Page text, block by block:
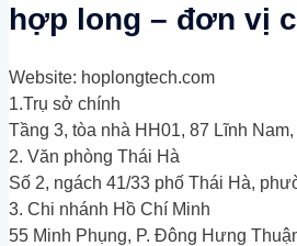
hợp long – đơn vị
Website: hoplongtech.com
1.Trụ sở chính
Tầng 3, tòa nhà HH01, 87 Lĩnh
2. Văn phòng Thái Hà
Số 2, ngách 41/33 phố Thái Hà,
3. Chi nhánh Hồ Chí Minh
55 Minh Phụng, P. Đông Hưng